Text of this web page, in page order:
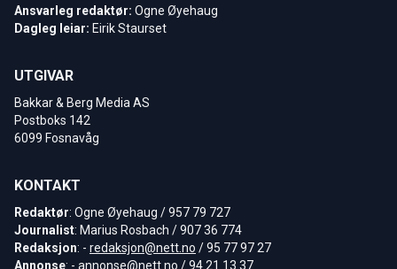
Ansvarleg redaktør: Ogne Øyehaug
Dagleg leiar: Eirik Staurset
UTGIVAR
Bakkar & Berg Media AS
Postboks 142
6099 Fosnavåg
KONTAKT
Redaktør: Ogne Øyehaug / 957 79 727
Journalist: Marius Rosbach / 907 36 774
Redaksjon: - redaksjon@nett.no / 95 77 97 27
Annonse: - annonse@nett.no / 94 21 13 37